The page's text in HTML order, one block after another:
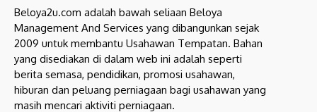
Beloya2u.com adalah bawah seliaan Beloya
Management And Services yang dibangunkan sejak
2009 untuk membantu Usahawan Tempatan. Bahan
yang disediakan di dalam web ini adalah seperti
berita semasa, pendidikan, promosi usahawan,
hiburan dan peluang perniagaan bagi usahawan yang
masih mencari aktiviti perniagaan.